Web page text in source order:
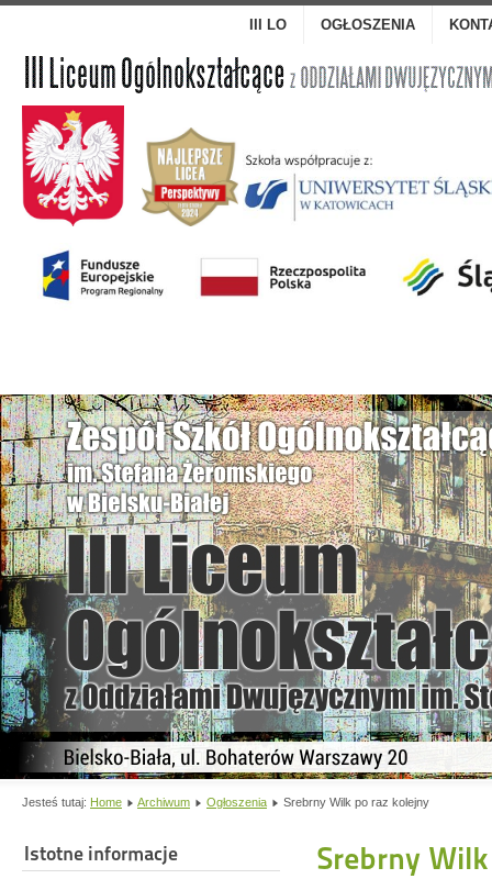
III LO OGŁOSZENIA
Jesteś tutaj: Home Archiwum Ogłoszenia Srebrny Wilk po raz kolejny
Istotne informacje Srebrny